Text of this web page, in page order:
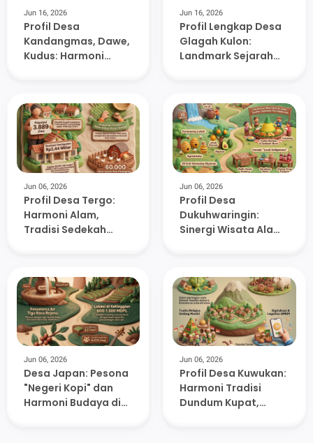
Jun 16, 2026
Profil Desa
Kandangmas, Dawe,
Kudus: Harmoni
Lereng Muria
Jun 16, 2026
Profil Lengkap Desa
Glagah Kulon:
Landmark Sejarah
Lereng Muria
Jun 06, 2026
Profil Desa Tergo:
Harmoni Alam,
Tradisi Sedekah
Jun 06, 2026
Profil Desa
Dukuhwaringin:
Sinergi Wisata Alam,
Muria
Jun 06, 2026
Desa Japan: Pesona
"Negeri Kopi" dan
Harmoni Budaya di
Jun 06, 2026
Profil Desa Kuwukan:
Harmoni Tradisi
Dundum Kupat,